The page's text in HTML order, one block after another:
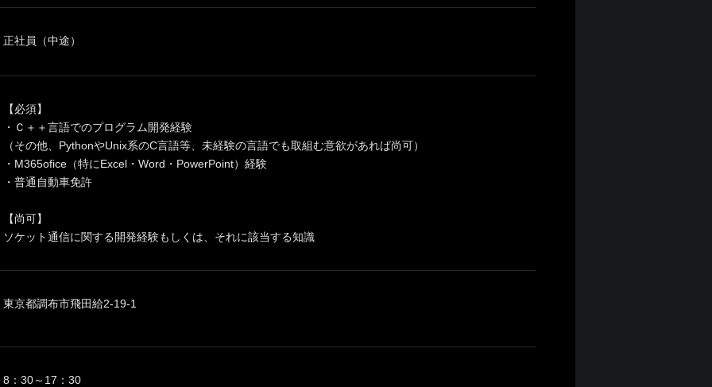
正社員（中途）
【必須】
・Ｃ＋＋言語でのプログラム開発経験
（その他、PythonやUnix系のC言語等、未経験の言語でも取組む意欲があれば尚可）
・M365ofice（特にExcel・Word・PowerPoint）経験
・普通自動車免許
【尚可】
ソケット通信に関する開発経験もしくは、それに該当する知識
東京都調布市飛田給2-19-1
8：30～17：30